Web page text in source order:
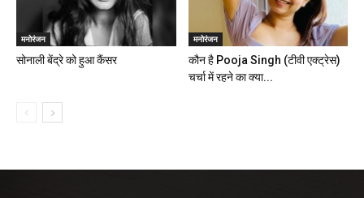
मनोरंजन
सोनाली बेंद्रे को हुआ कैंसर
मनोरंजन
कौन है Pooja Singh (टीवी एक्ट्रेस)
चर्चा में रहने का क्या...